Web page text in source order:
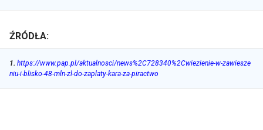
ŹRÓDŁA:
1. https://www.pap.pl/aktualnosci/news%2C728340%2Cwiezienie-w-zawiesze
niu-i-blisko-48-mln-zl-do-zaplaty-kara-za-piractwo